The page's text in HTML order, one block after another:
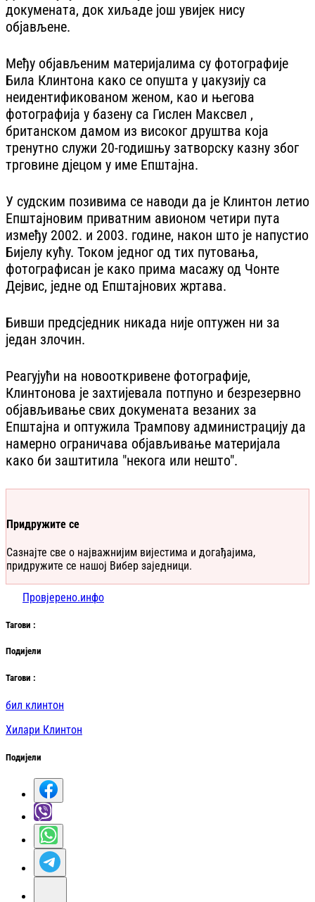
докумената, док хиљаде још увијек нису
објављене.
Међу објављеним материјалима су фотографије
Била Клинтона како се опушта у џакузију са
неидентификованом женом, као и његова
фотографија у базену са Гислен Максвел ,
британском дамом из високог друштва која
тренутно служи 20-годишњу затворску казну због
трговине дјецом у име Епштајна.
У судским позивима се наводи да је Клинтон летио
Епштајновим приватним авионом четири пута
између 2002. и 2003. године, након што је напустио
Бијелу кућу. Током једног од тих путовања,
фотографисан је како прима масажу од Чонте
Дејвис, једне од Епштајнових жртава.
Бивши предсједник никада није оптужен ни за
један злочин.
Реагујући на новооткривене фотографије,
Клинтонова је захтијевала потпуно и безрезервно
објављивање свих докумената везаних за
Епштајна и оптужила Трампову администрацију да
намерно ограничава објављивање материјала
како би заштитила "некога или нешто".
Придружите се
Сазнајте све о најважнијим вијестима и догађајима,
придружите се нашој Вибер заједници.
Провјерено.инфо
Тагови :
Подијели
Тагови :
бил клинтон
Хилари Клинтон
Подијели